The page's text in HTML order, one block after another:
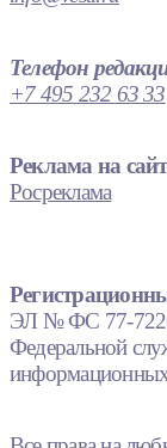
Телефон
+7 495 232 63 33
Реклама на
Росреклама
ЭЛ № ФС 77-
Федеральной